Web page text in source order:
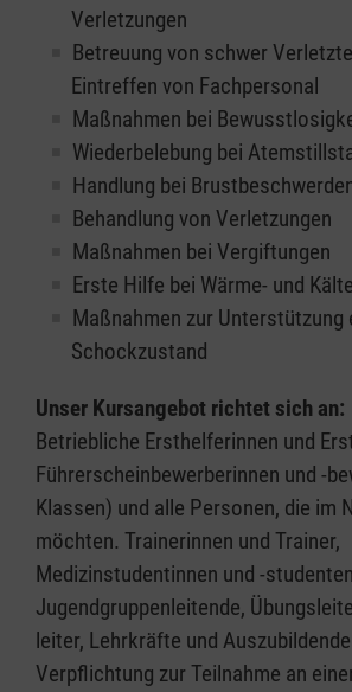
Verletzungen
Betreuung von schwer
Eintreffen von Fachpersonal
Maßnahmen bei
Wiederbelebung bei
Handlung bei
Behandlung von Verletzungen
Maßnahmen bei Vergiftungen
Erste Hilfe bei Wärme- und
Maßnahmen zur Unterstützung
Schockzustand
Unser Kursangebot richtet sich an:
Betriebliche Ersthelferinnen und
Führerscheinbewerberinnen und -
Klassen) und alle Personen, die im
möchten. Trainerinnen und Trainer,
Medizinstudentinnen und -
Jugendgruppenleitende,
leiter, Lehrkräfte und
Verpflichtung zur Teilnahme an